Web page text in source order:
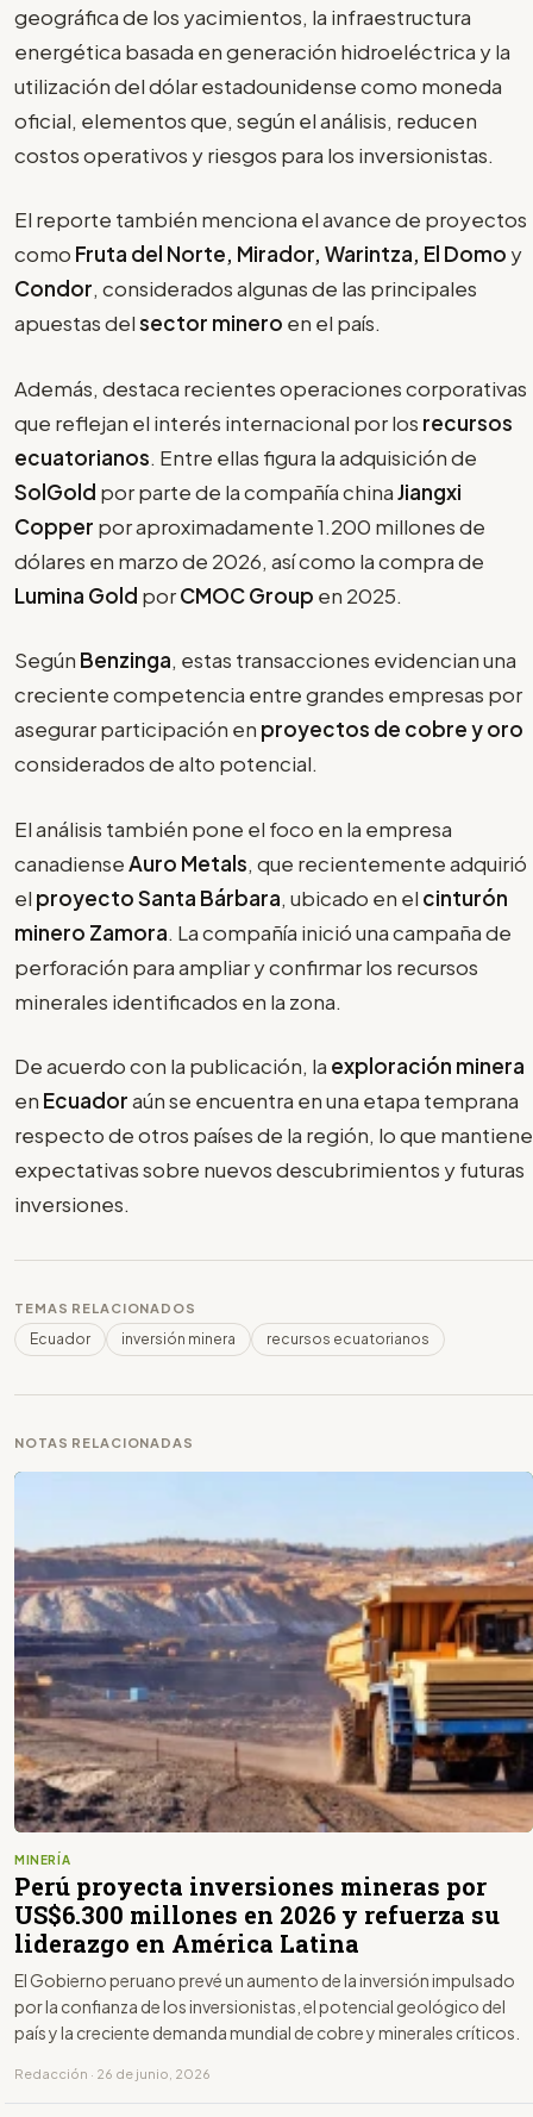
geográfica de los yacimientos, la infraestructura
energética basada en generación hidroeléctrica y la
utilización del dólar estadounidense como moneda
oficial, elementos que, según el análisis, reducen
costos operativos y riesgos para los inversionistas.
El reporte también menciona el avance de proyectos
como Fruta del Norte, Mirador, Warintza, El Domo y
Condor, considerados algunas de las principales
apuestas delsector minero en el país.
Además, destaca recientes operaciones corporativas
que reflejan el interés internacional por los recursos
ecuatorianos. Entre ellas figura la adquisición de
SolGold por parte de la compañía chinaJiangxi
Copper por aproximadamente 1.200 millones de
dólares en marzo de 2026, así como la compra de
Lumina Gold porCMOC Group en 2025.
Según Benzinga, estas transacciones evidencian una
creciente competencia entre grandes empresas por
asegurar participación en proyectos de cobre y oro
considerados de alto potencial.
El análisis también pone el foco en la empresa
canadienseAuro Metals, que recientemente adquirió
el proyecto Santa Bárbara, ubicado en el cinturón
minero Zamora. La compañía inició una campaña de
perforación para ampliar y confirmar los recursos
minerales identificados en la zona.
De acuerdo con la publicación, la exploración minera
en Ecuadoraún se encuentra en una etapa temprana
respecto de otros países de la región, lo que mantiene
expectativas sobre nuevos descubrimientos y futuras
inversiones.
TEMAS RELACIONADOS
Ecuador inversión minera recursos ecuatorianos
NOTAS RELACIONADAS
MINERÍA
Perú proyecta inversiones mineras por
US$6.300 millones en 2026 y refuerza su
liderazgo en América Latina
El Gobierno peruano prevé un aumento de la inversión impulsado
por la confianza de los inversionistas, el potencial geológico del
país y la creciente demanda mundial de cobre y minerales críticos.
Redacción · 26 de junio, 2026